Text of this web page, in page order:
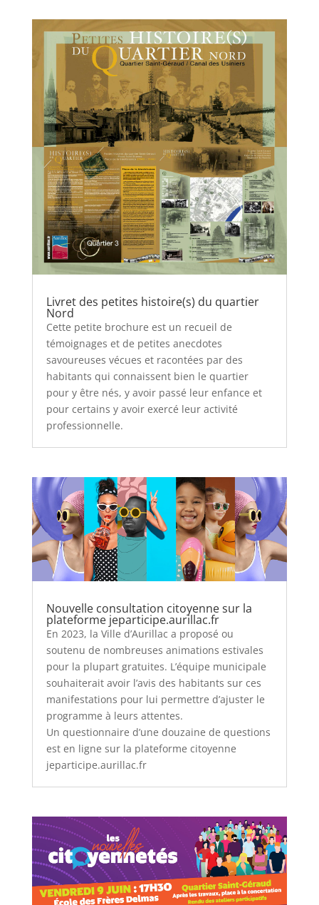
Livret des petites histoire(s) du quartier
Nord
Cette petite brochure est un recueil de
témoignages et de petites anecdotes
savoureuses vécues et racontées par des
habitants qui connaissent bien le quartier
pour y être nés, y avoir passé leur enfance et
pour certains y avoir exercé leur activité
professionnelle.
Nouvelle consultation citoyenne sur la
plateforme jeparticipe.aurillac.fr
En 2023, la Ville d’Aurillac a proposé ou
soutenu de nombreuses animations estivales
pour la plupart gratuites. L’équipe municipale
souhaiterait avoir l’avis des habitants sur ces
manifestations pour lui permettre d’ajuster le
programme à leurs attentes.
Un questionnaire d’une douzaine de questions
est en ligne sur la plateforme citoyenne
jeparticipe.aurillac.fr